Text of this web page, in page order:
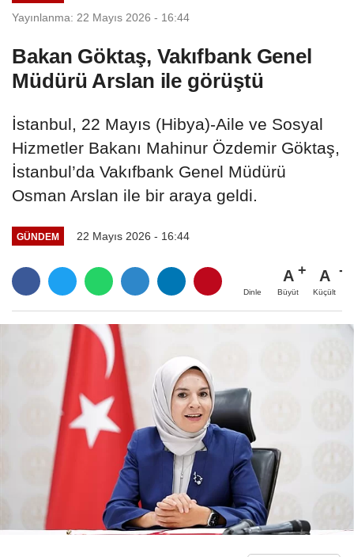
Yayınlanma: 22 Mayıs 2026 - 16:44
Bakan Göktaş, Vakıfbank Genel
Müdürü Arslan ile görüştü
İstanbul, 22 Mayıs (Hibya)-Aile ve Sosyal
Hizmetler Bakanı Mahinur Özdemir Göktaş,
İstanbul’da Vakıfbank Genel Müdürü
Osman Arslan ile bir araya geldi.
GÜNDEM 22 Mayıs 2026 - 16:44
Dinle
A
Büyüt
A
Küçült